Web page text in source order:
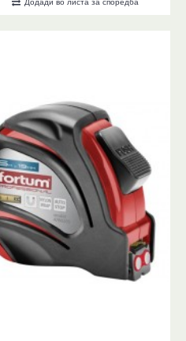
Додади во листа за споредба